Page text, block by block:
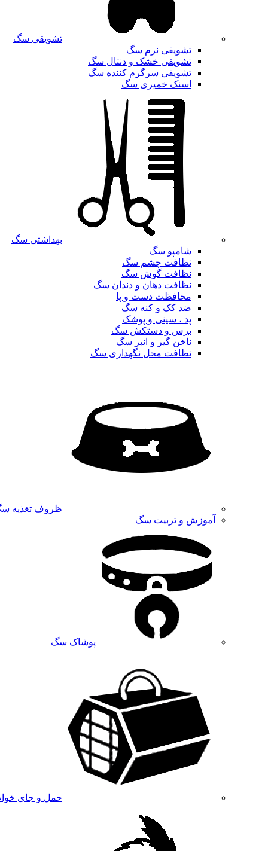
تشویقی سگ
تشویقی نرم سگ
تشویقی خشک و دنتال سگ
تشویقی سرگرم کننده سگ
اسنک خمیری سگ
بهداشتی سگ
شامپو سگ
نظافت چشم سگ
نظافت گوش سگ
نظافت دهان و دندان سگ
محافظت دست و پا
ضد کک و کنه سگ
پد ، سینی و پوشک
برس و دستکش سگ
ناخن گیر و انبر سگ
نظافت محل نگهداری سگ
ظروف تغذیه
آموزش و تربیت سگ
پوشاک سگ
حمل و جای